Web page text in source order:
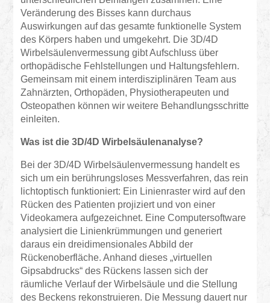
Veränderung des Bisses kann durchaus
Auswirkungen auf das gesamte funktionelle System
des Körpers haben und umgekehrt. Die 3D/4D
Wirbelsäulenvermessung gibt Aufschluss über
orthopädische Fehlstellungen und Haltungsfehlern.
Gemeinsam mit einem interdisziplinären Team aus
Zahnärzten, Orthopäden, Physiotherapeuten und
Osteopathen können wir weitere Behandlungsschritte
einleiten.
Was ist die 3D/4D Wirbelsäulenanalyse?
Bei der 3D/4D Wirbelsäulenvermessung handelt es
sich um ein berührungsloses Messverfahren, das rein
lichtoptisch funktioniert: Ein Linienraster wird auf den
Rücken des Patienten projiziert und von einer
Videokamera aufgezeichnet. Eine Computersoftware
analysiert die Linienkrümmungen und generiert
daraus ein dreidimensionales Abbild der
Rückenoberfläche. Anhand dieses „virtuellen
Gipsabdrucks“ des Rückens lassen sich der
räumliche Verlauf der Wirbelsäule und die Stellung
des Beckens rekonstruieren. Die Messung dauert nur